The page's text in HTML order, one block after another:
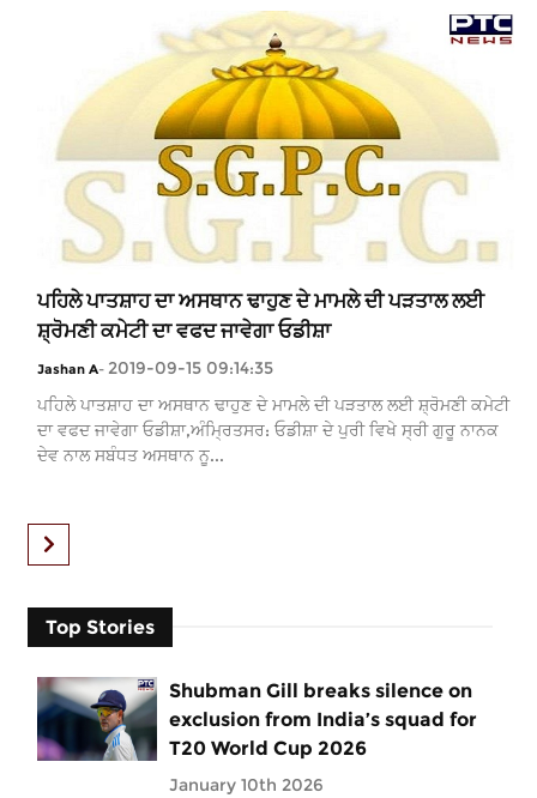
ਪਹਿਲੇ ਪਾਤਸ਼ਾਹ ਦਾ ਅਸਥਾਨ ਢਾਹੁਣ ਦੇ ਮਾਮਲੇ ਦੀ ਪੜਤਾਲ ਲਈ
ਸ਼੍ਰੋਮਣੀ ਕਮੇਟੀ ਦਾ ਵਫਦ ਜਾਵੇਗਾ ਓਡੀਸ਼ਾ
Jashan A- 2019-09-15 09:14:35
ਪਹਿਲੇ ਪਾਤਸ਼ਾਹ ਦਾ ਅਸਥਾਨ ਢਾਹੁਣ ਦੇ ਮਾਮਲੇ ਦੀ ਪੜਤਾਲ ਲਈ ਸ਼੍ਰੋਮਣੀ ਕਮੇਟੀ
ਦਾ ਵਫਦ ਜਾਵੇਗਾ ਓਡੀਸ਼ਾ,ਅੰਮ੍ਰਿਤਸਰ: ਓਡੀਸ਼ਾ ਦੇ ਪੁਰੀ ਵਿਖੇ ਸ੍ਰੀ ਗੁਰੂ ਨਾਨਕ
ਦੇਵ ਨਾਲ ਸਬੰਧਤ ਅਸਥਾਨ ਨੂ...
Top Stories
Shubman Gill breaks silence on
exclusion from India’s squad for
T20 World Cup 2026
January 10th 2026